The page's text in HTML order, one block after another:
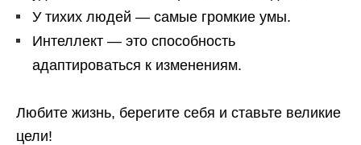
У тихих людей — самые громкие умы.
Интеллект — это способность
адаптироваться к изменениям.
Любите жизнь, берегите себя и ставьте великие
цели!